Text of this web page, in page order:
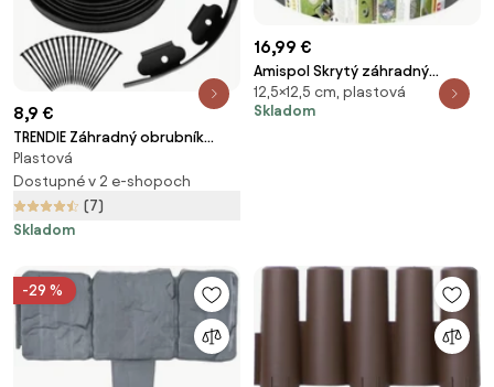
8,9 €
TRENDIE Záhradný obrubník
plastový 4cm x 10m
Plastová
Dostupné v 2 e-shopoch
(7)
Skladom
16,99 €
Amispol Skrytý záhradný
obrubník, 12,5 x 600 cm
12,5×12,5 cm, plastová
Skladom
-29 %